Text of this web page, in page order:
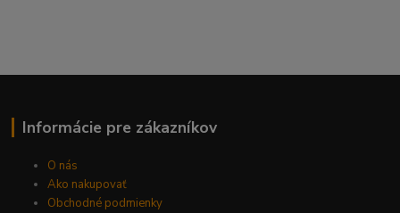
Informácie pre zákazníkov
O nás
Ako nakupovať
Obchodné podmienky